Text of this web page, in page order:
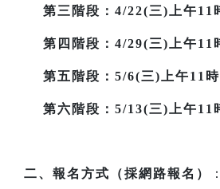
第三階段 ：4/22(三)上午11
第四階段：4/29(三)上午11
第五階段：5/6(三)上午11
第六階段：5/13(三)上午11
二、報名方式（採網路報名） ：